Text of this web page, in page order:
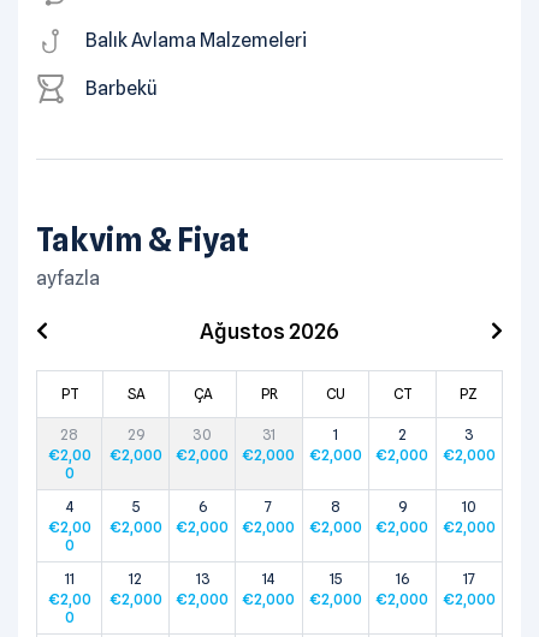
Balık Avlama Malzemeleri
Barbekü
Takvim & Fiyat
ayfazla
PT SA ÇA PR CU CT PZ
Ağustos 2026
28
€2,00
0
29
€2,000
30
€2,000
31
€2,000
1
€2,000
2
€2,000
3
€2,000
4
€2,00
0
5
€2,000
6
€2,000
7
€2,000
8
€2,000
9
€2,000
10
€2,000
11
€2,00
0
12
€2,000
13
€2,000
14
€2,000
15
€2,000
16
€2,000
17
€2,000